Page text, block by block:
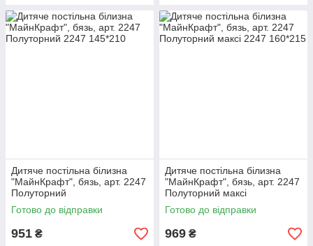
Дитяче постільна білизна
"МайнКрафт", бязь, арт. 2247
Полуторний
Готово до відправки
951 ₴
Дитяче постільна білизна
"МайнКрафт", бязь, арт. 2247
Полуторний максі
Готово до відправки
969 ₴